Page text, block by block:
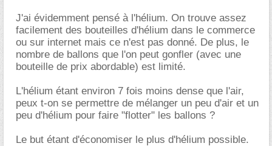
J'ai évidemment pensé à l'hélium. On trouve assez
facilement des bouteilles d'hélium dans le commerce
ou sur internet mais ce n'est pas donné. De plus, le
nombre de ballons que l'on peut gonfler (avec une
bouteille de prix abordable) est limité.
L'hélium étant environ 7 fois moins dense que l'air,
peux t-on se permettre de mélanger un peu d'air et un
peu d'hélium pour faire "flotter" les ballons ?
Le but étant d'économiser le plus d'hélium possible.